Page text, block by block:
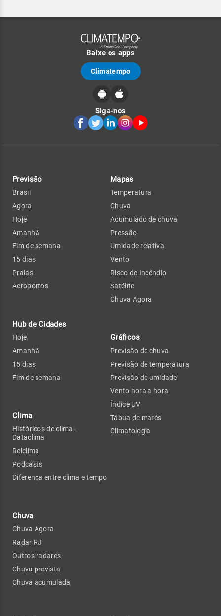
Baixe os apps
Climatempo
Siga-nos
Previsão
Brasil
Agora
Hoje
Amanhã
Fim de semana
15 dias
Praias
Aeroportos
Hub de Cidades
Hoje
Amanhã
15 dias
Fim de semana
Clima
Históricos de clima -
Dataclima
Relclima
Podcasts
Diferença entre clima e tempo
Chuva
Chuva Agora
Radar RJ
Outros radares
Chuva prevista
Chuva acumulada
Mapas
Temperatura
Chuva
Acumulado de chuva
Pressão
Umidade relativa
Vento
Risco de Incêndio
Satélite
Chuva Agora
Gráficos
Previsão de chuva
Previsão de temperatura
Previsão de umidade
Vento hora a hora
Índice UV
Tábua de marés
Climatologia